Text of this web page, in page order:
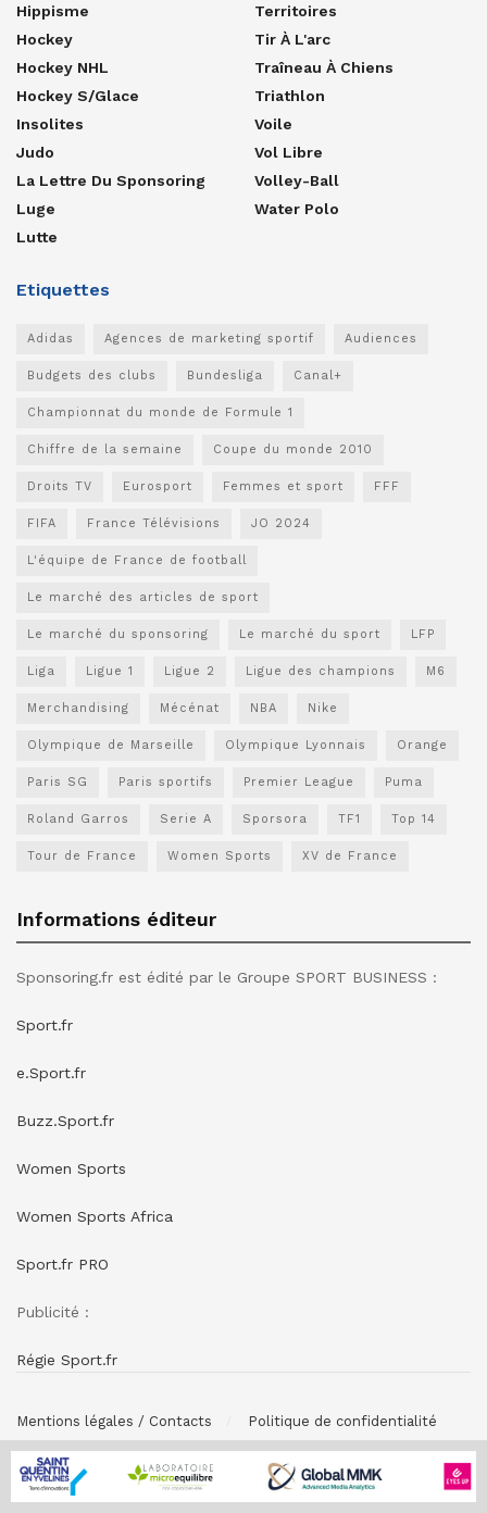
Hippisme
Hockey
Hockey NHL
Hockey S/glace
Insolites
Judo
La Lettre Du Sponsoring
Luge
Lutte
Territoires
Tir À L'arc
Traîneau À Chiens
Triathlon
Voile
Vol Libre
Volley-Ball
Water Polo
Etiquettes
Adidas Agences de marketing sportif Audiences
Budgets des clubs Bundesliga Canal+
Championnat du monde de Formule 1
Chiffre de la semaine Coupe du monde 2010
Droits TV Eurosport Femmes et sport FFF
FIFA France Télévisions JO 2024
L'équipe de France de football
Le marché des articles de sport
Le marché du sponsoring Le marché du sport LFP
Liga Ligue 1 Ligue 2 Ligue des champions M6
Merchandising Mécénat NBA Nike
Olympique de Marseille Olympique Lyonnais Orange
Paris SG Paris sportifs Premier League Puma
Roland Garros Serie A Sporsora TF1 Top 14
Tour de France Women Sports XV de France
Informations éditeur
Sponsoring.fr est édité par le Groupe SPORT BUSINESS :
Sport.fr
e.Sport.fr
Buzz.Sport.fr
Women Sports
Women Sports Africa
Sport.fr PRO
Publicité :
Régie Sport.fr
Mentions légales / Contacts Politique de confidentialité
© SPONSORING.FR